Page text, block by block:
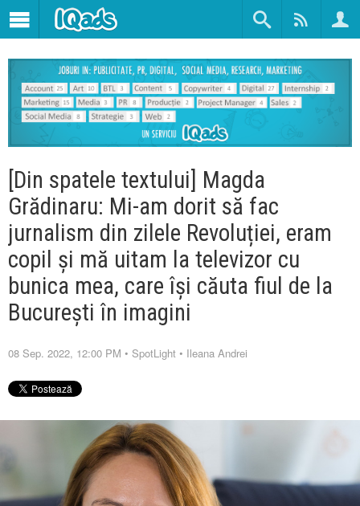
[Din spatele textului] Magda
Grădinaru: Mi-am dorit să fac
jurnalism din zilele Revoluției, eram
copil și mă uitam la televizor cu
bunica mea, care își căuta fiul de la
București în imagini
08 Sep. 2022, 12:00 PM • SpotLight • Ileana Andrei